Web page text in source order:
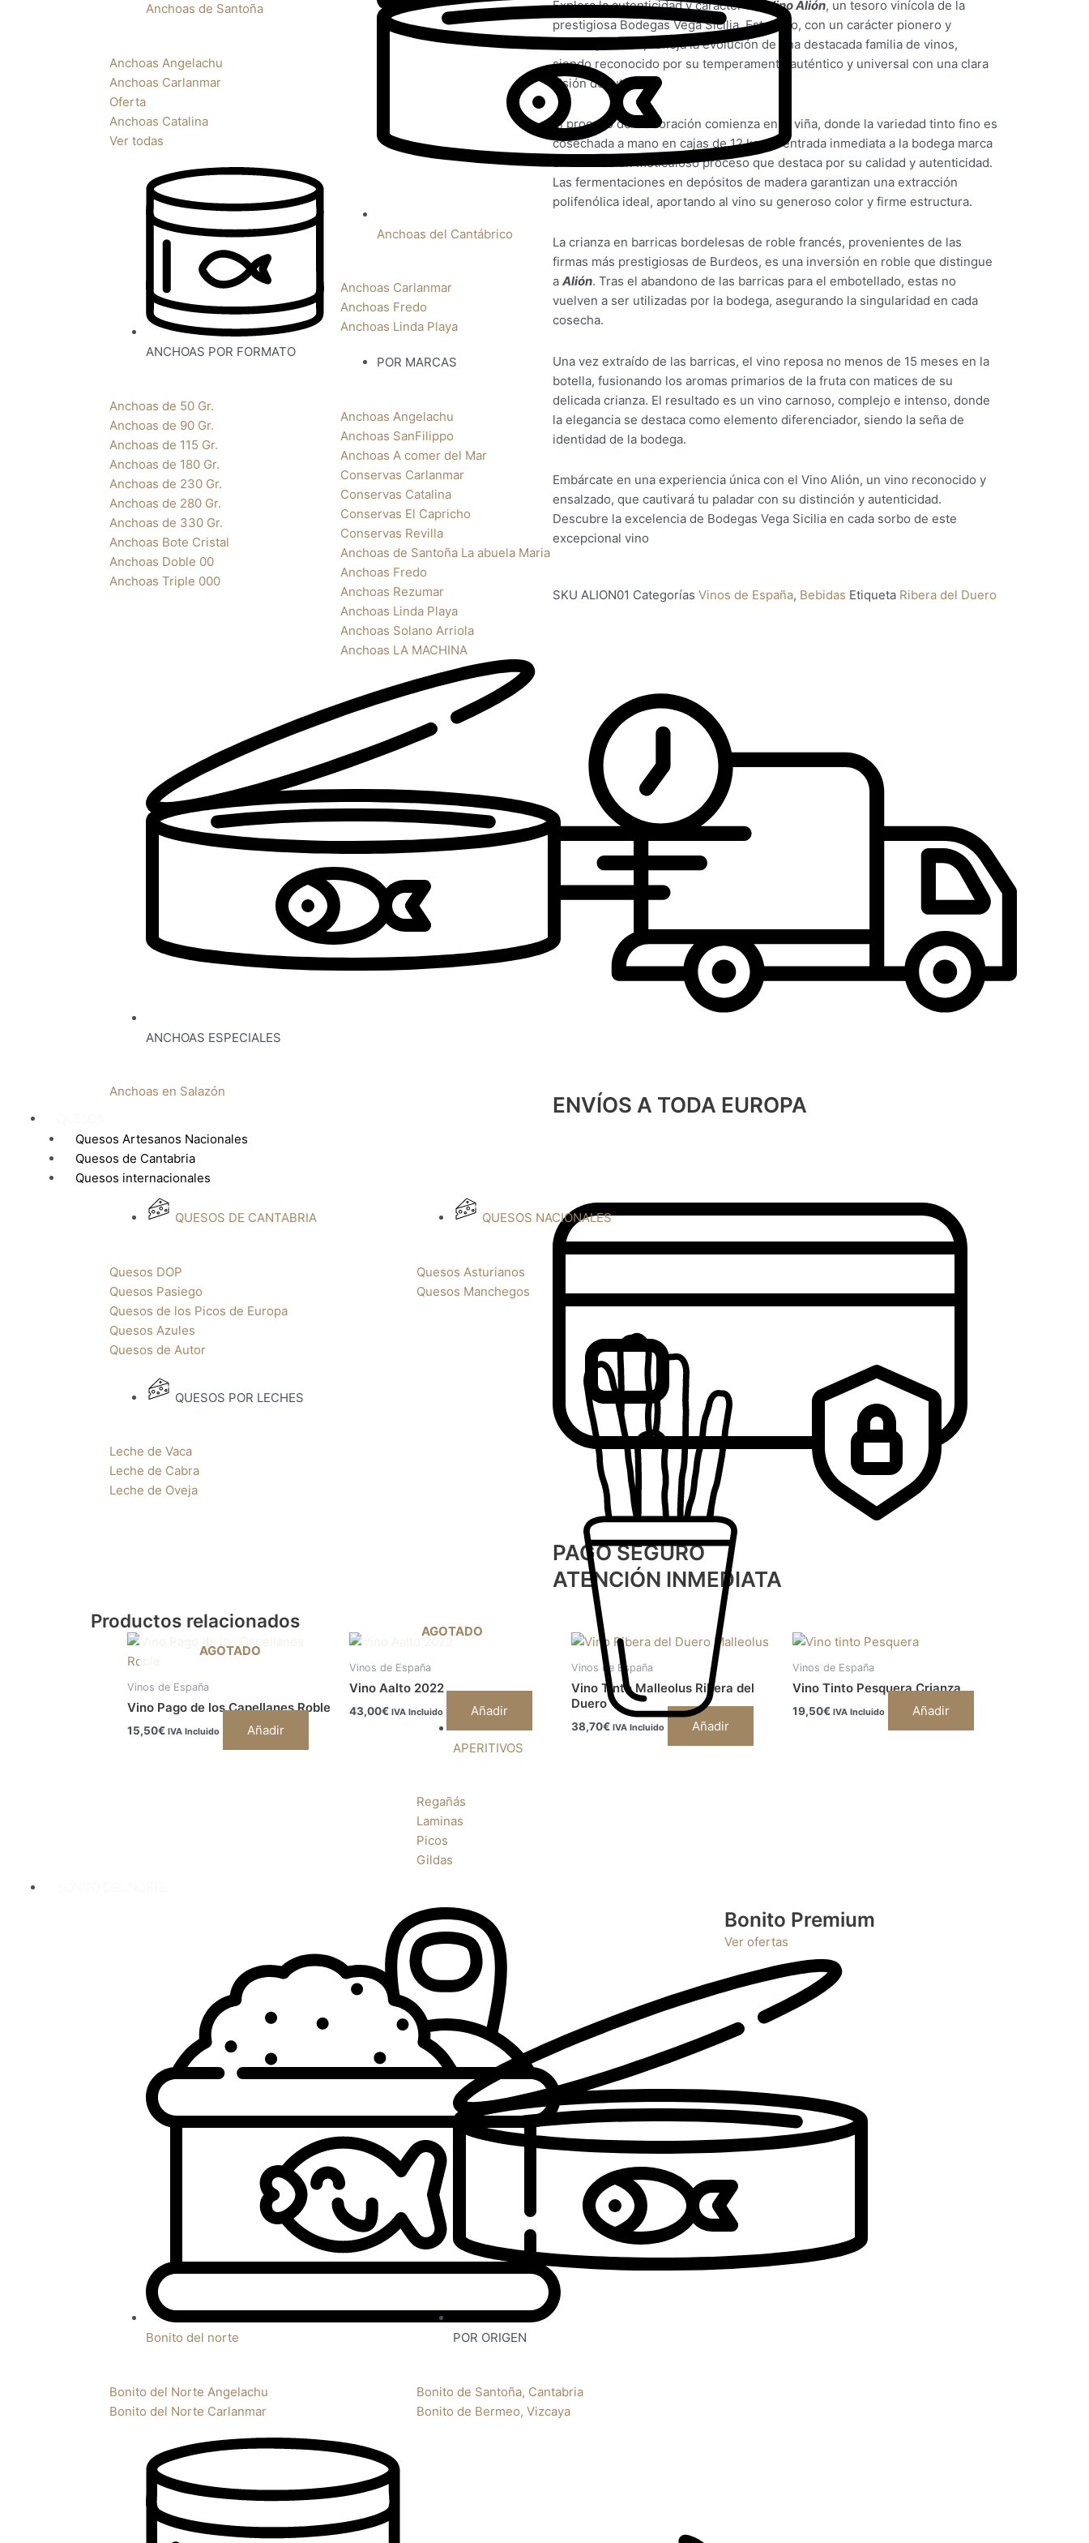
Anchoas de Santoña
Anchoas Angelachu
Anchoas Carlanmar
Oferta
Anchoas Catalina
Ver todas
ANCHOAS POR FORMATO
Anchoas de 50 Gr.
Anchoas de 90 Gr.
Anchoas de 115 Gr.
Anchoas de 180 Gr.
Anchoas de 230 Gr.
Anchoas de 280 Gr.
Anchoas de 330 Gr.
Anchoas Bote Cristal
Anchoas Doble 00
Anchoas Triple 000
ANCHOAS ESPECIALES
Anchoas en Salazón
Anchoas del Cantábrico
Anchoas Carlanmar
Anchoas Fredo
Anchoas Linda Playa
POR MARCAS
Anchoas Angelachu
Anchoas SanFilippo
Anchoas A comer del Mar
Conservas Carlanmar
Conservas Catalina
Conservas El Capricho
Conservas Revilla
Anchoas de Santoña La abuela Maria
Anchoas Fredo
Anchoas Rezumar
Anchoas Linda Playa
Anchoas Solano Arriola
Anchoas LA MACHINA
Quesos Artesanos Nacionales
Quesos de Cantabria
Quesos internacionales
QUESOS DE CANTABRIA
Quesos DOP
Quesos Pasiego
Quesos de los Picos de Europa
Quesos Azules
Quesos de Autor
QUESOS POR LECHES
Leche de Vaca
Leche de Cabra
Leche de Oveja
QUESOS NACIONALES
Quesos Asturianos
Quesos Manchegos
APERITIVOS
Regañás
Laminas
Picos
Gildas
Bonito del norte
Bonito del Norte Angelachu
Bonito del Norte Carlanmar
POR ORIGEN
Bonito de Santoña, Cantabria
Bonito de Bermeo, Vizcaya
Bonito Premium
Ver ofertas
Explora la autenticidad y carácter delVino Alión, un tesoro vinícola de la
prestigiosa Bodegas Vega Sicilia. Este vino, con un carácter pionero y
contemporáneo, refleja la evolución de una destacada familia de vinos,
siendo reconocido por su temperamento auténtico y universal con una clara
visión de futuro.
El proceso de elaboración comienza en la viña, donde la variedad tinto fino es
cosechada a mano en cajas de 12 kg. La entrada inmediata a la bodega marca
el inicio de un meticuloso proceso que destaca por su calidad y autenticidad.
Las fermentaciones en depósitos de madera garantizan una extracción
polifenólica ideal, aportando al vino su generoso color y firme estructura.
La crianza en barricas bordelesas de roble francés, provenientes de las
firmas más prestigiosas de Burdeos, es una inversión en roble que distingue
a Alión. Tras el abandono de las barricas para el embotellado, estas no
vuelven a ser utilizadas por la bodega, asegurando la singularidad en cada
cosecha.
Una vez extraído de las barricas, el vino reposa no menos de 15 meses en la
botella, fusionando los aromas primarios de la fruta con matices de su
delicada crianza. El resultado es un vino carnoso, complejo e intenso, donde
la elegancia se destaca como elemento diferenciador, siendo la seña de
identidad de la bodega.
Embárcate en una experiencia única con el Vino Alión, un vino reconocido y
ensalzado, que cautivará tu paladar con su distinción y autenticidad.
Descubre la excelencia de Bodegas Vega Sicilia en cada sorbo de este
excepcional vino
SKU ALION01 Categorías Vinos de España, Bebidas Etiqueta Ribera del Duero
ENVÍOS A TODA EUROPA
PAGO SEGURO
ATENCIÓN INMEDIATA
Productos relacionados
AGOTADO
Vinos de España
Vino Pago de los Capellanes Roble
15,50€ IVA Incluido Añadir
AGOTADO
Vinos de España
Vino Aalto 2022
43,00€ IVA Incluido Añadir
Vinos de España
Vino Tinto Malleolus Ribera del
Duero
38,70€ IVA Incluido Añadir
Vinos de España
Vino Tinto Pesquera Crianza
19,50€ IVA Incluido Añadir